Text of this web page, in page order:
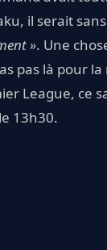
il serait
». Une
pas là pour
League, ce
13h30.